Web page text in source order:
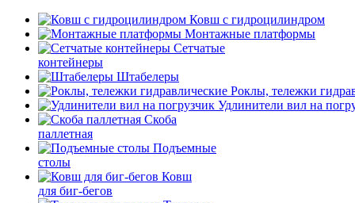
Ковш с гидроцилиндром
Монтажные платформы
Сетчатые
контейнеры
Штабелеры
Роклы, тележки
Удлинители вил на
Скоба
паллетная
Подъемные
столы
Ковш
для биг-бегов